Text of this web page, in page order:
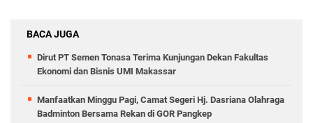
BACA JUGA
Dirut PT Semen Tonasa Terima Kunjungan Dekan Fakultas
Ekonomi dan Bisnis UMI Makassar
Manfaatkan Minggu Pagi, Camat Segeri Hj. Dasriana Olahraga
Badminton Bersama Rekan di GOR Pangkep